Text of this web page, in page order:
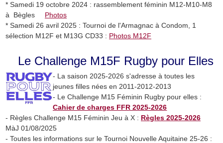
* Samedi 19 octobre 2024 : rassemblement féminin M12-M10-M8
à Bègles
Photos
* Samedi 26 avril 2025 : Tournoi de l'Armagnac à Condom, 1
sélection M12F et M13G CD33 : Photos M12F
Le Challenge M15F Rugby pour Elles
- La saison 2025-2026 s'adresse à toutes les
jeunes ﬁlles nées en 2011-2012-2013
- Le Challenge M15 Féminin Rugby pour elles :
Cahier de charges FFR 2025-2026
- Règles Challenge M15 Féminin Jeu à X : Règles 2025-2026
MàJ 01/08/2025
- Toutes les informations sur le Tournoi Nouvelle Aquitaine 25-26 :